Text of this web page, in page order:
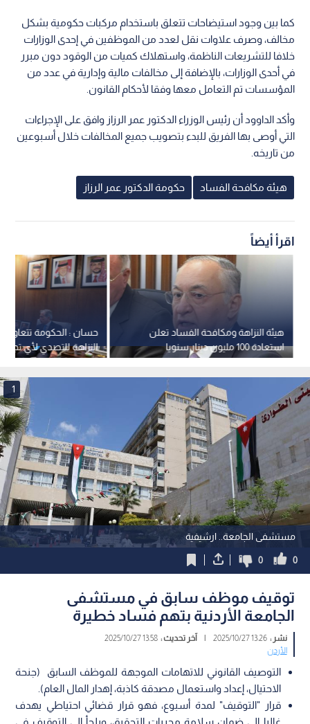
كما بين وجود استيضاحات تتعلق باستخدام مركبات حكومية بشكل
مخالف، وصرف علاوات نقل لعدد من الموظفين في إحدى الوزارات
خلافا للتشريعات الناظمة، واستهلاك كميات من الوقود دون مبرر
في أحدى الوزارات، بالإضافة إلى مخالفات مالية وإدارية في عدد من
المؤسسات تم التعامل معها وفقا لأحكام القانون.
وأكد الداوود أن رئيس الوزراء الدكتور عمر الرزاز وافق على الإجراءات
التي أوصى بها الفريق للبدء بتصويب جميع المخالفات خلال أسبوعين
من تاريخه.
هيئة مكافحة الفساد حكومة الدكتور عمر الرزاز
اقرأ أيضاً
حسان : الحكومة تتعاون
النزاهة للتصدي لأي
الاستثمار
هيئة النزاهة ومكافحة الفساد تعلن
استعادة 100 مليون دينار سنويا
مستشفى الجامعة.. ارشيفية
1
0
0
توقيف موظف سابق في مستشفى
الجامعة الأردنية بتهم فساد خطيرة
نشر :13:26 2025/10/27
| آخر تحديث :13:58 2025/10/27
الأردن
التوصيف القانوني للاتهامات الموجهة للموظف السابق (جنحة
الاحتيال، إعداد واستعمال مصدقة كاذبة، إهدار المال العام).
قرار "التوقيف" لمدة أسبوع، فهو قرار قضائي احتياطي يهدف
غالبا إلى ضمان سلامة مجريات التحقيق، ويلجأ إلى التوقيف في